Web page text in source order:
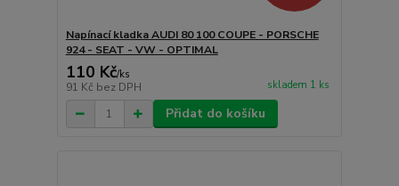
Napínací kladka AUDI 80 100 COUPE - PORSCHE
924 - SEAT - VW - OPTIMAL
110 Kč/ks
91 Kč bez DPH skladem 1 ks
Přidat do košíku